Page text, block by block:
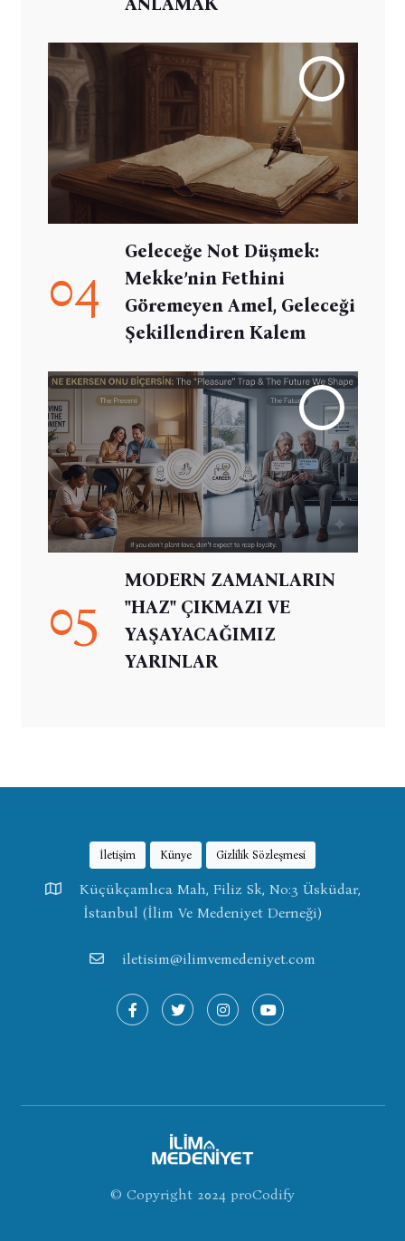
04
Geleceğe Not Düşmek:
Mekke’nin Fethini
Göremeyen Amel, Geleceği
Şekillendiren Kalem
05
MODERN ZAMANLARIN
"HAZ" ÇIKMAZI VE
YAŞAYACAĞIMIZ
YARINLAR
İletişim Künye Gizlilik Sözleşmesi
Küçükçamlıca Mah, Filiz Sk, No:3 Üsküdar,
İstanbul (İlim Ve Medeniyet Derneği)
iletisim@ilimvemedeniyet.com
© Copyright 2024 proCodify